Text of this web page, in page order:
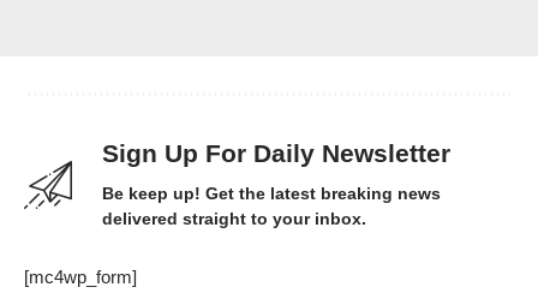
Sign Up For Daily Newsletter
Be keep up! Get the latest breaking news
delivered straight to your inbox.
[mc4wp_form]